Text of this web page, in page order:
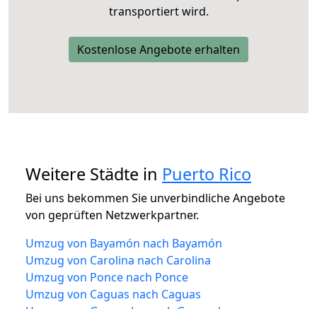
transportiert wird.
Kostenlose Angebote erhalten
Weitere Städte in Puerto Rico
Bei uns bekommen Sie unverbindliche Angebote
von geprüften Netzwerkpartner.
Umzug von Bayamón nach Bayamón
Umzug von Carolina nach Carolina
Umzug von Ponce nach Ponce
Umzug von Caguas nach Caguas